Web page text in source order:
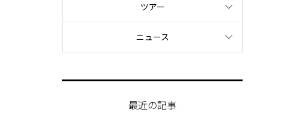
ツアー
ニュース
最近の記事